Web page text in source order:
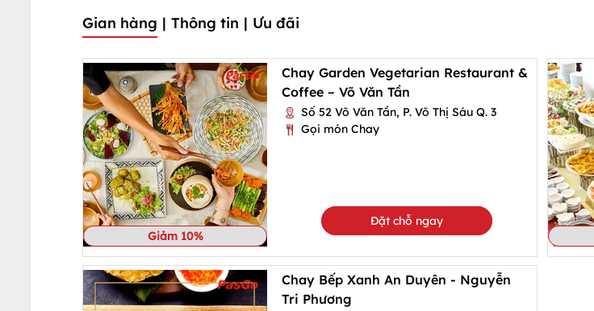
Gian hàng | Thông tin | Ưu đãi
Giảm 10%
Chay Garden Vegetarian Restaurant &
Coffee – Võ Văn Tần
Số 52 Võ Văn Tần, P. Võ Thị Sáu Q. 3
Gọi món Chay
Đặt chỗ ngay
Chay Bếp Xanh An Duyên - Nguyễn
Tri Phương